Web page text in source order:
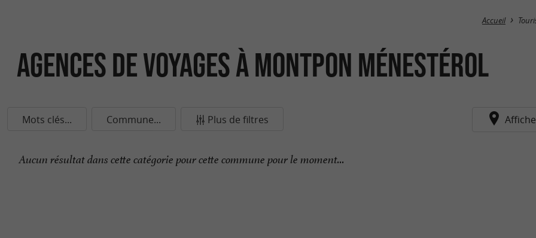
Accueil
Agences de voyages à Montpon Ménestérol
Mots clés... Commune... Plus de filtres
Aucun résultat dans cette catégorie pour cette commune pour le moment...